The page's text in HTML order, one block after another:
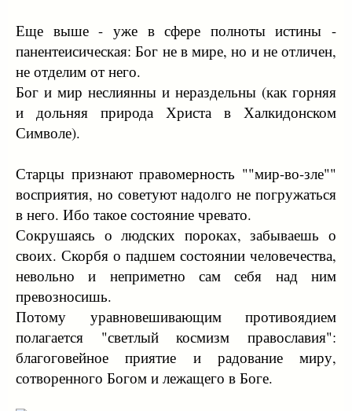
Еще выше - уже в сфере полноты истины -
панентеисическая: Бог не в мире, но и не отличен,
не отделим от него.
Бог и мир неслиянны и нераздельны (как горняя
и дольняя природа Христа в Халкидонском
Символе).
Старцы признают правомерность ""мир-во-зле""
восприятия, но советуют надолго не погружаться
в него. Ибо такое состояние чревато.
Сокрушаясь о людских пороках, забываешь о
своих. Скорбя о падшем состоянии человечества,
невольно и неприметно сам себя над ним
превозносишь.
Потому уравновешивающим противоядием
полагается "светлый космизм православия":
благоговейное приятие и радование миру,
сотворенного Богом и лежащего в Боге.